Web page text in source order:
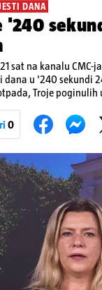
DANA
'240
sat na kanalu
u '240 sekundi
Troje poginulih
0